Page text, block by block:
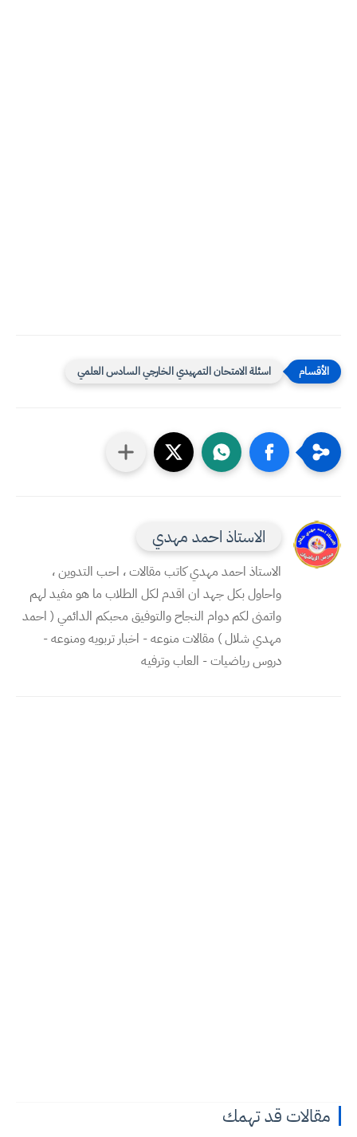
اسئلة الامتحان التمهيدي الخارجي السادس العلمي
الاستاذ احمد مهدي
الاستاذ احمد مهدي كاتب مقالات ، احب التدوين ،
واحاول بكل جهد ان اقدم لكل الطلاب ما هو مفيد لهم
واتمنى لكم دوام النجاح والتوفيق محبكم الدائمي ( احمد
مهدي شلال ) مقالات منوعه - اخبار تربويه ومنوعه -
دروس رياضيات - العاب وترفيه
مقالات قد تهمك